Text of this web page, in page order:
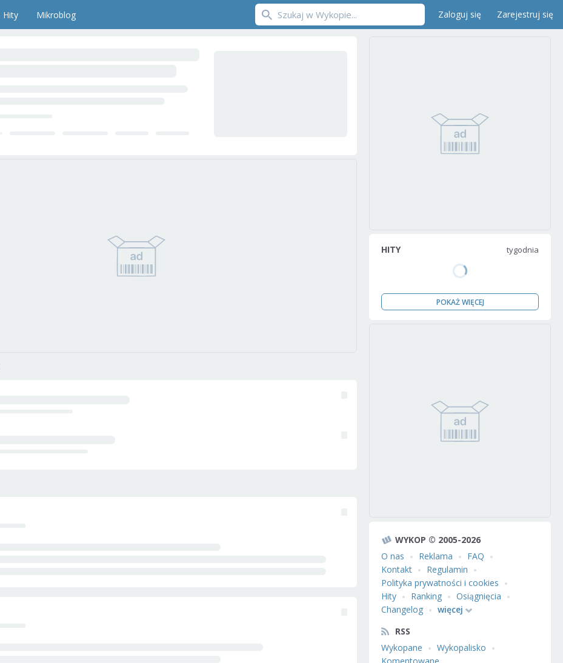
Hity Mikroblog Zaloguj się Zarejestruj się
HITY tygodnia
POKAŻ WIĘCEJ
WYKOP © 2005-2026
O nas
Reklama
FAQ
Kontakt
Regulamin
Polityka prywatności i cookies
Hity
Ranking
Osiągnięcia
Changelog
więcej
RSS
Wykopane
Wykopalisko